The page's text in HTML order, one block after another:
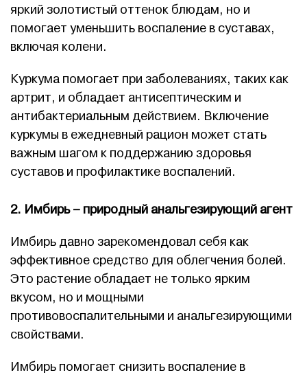
яркий золотистый оттенок блюдам, но и
помогает уменьшить воспаление в суставах,
включая колени.
Куркума помогает при заболеваниях, таких как
артрит, и обладает антисептическим и
антибактериальным действием. Включение
куркумы в ежедневный рацион может стать
важным шагом к поддержанию здоровья
суставов и профилактике воспалений.
2. Имбирь – природный анальгезирующий агент
Имбирь давно зарекомендовал себя как
эффективное средство для облегчения болей.
Это растение обладает не только ярким
вкусом, но и мощными
противовоспалительными и анальгезирующими
свойствами.
Имбирь помогает снизить воспаление в